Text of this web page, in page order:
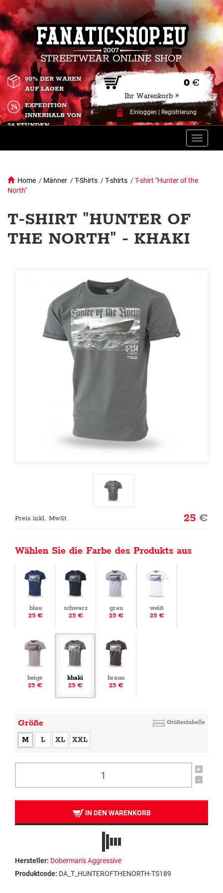
0 €
Ihr Warenkorb »
Einloggen Registrierung
90% DER WAREN
AUF LAGER
EXPEDITION
INNERHALB VON
24 STUNDEN.
Toggle
Home / Männer /T-Shirts /T-shirts /T-shirt "Hunter of the
North"
T-SHIRT "HUNTER OF
THE NORTH" - KHAKI
Preis inkl. MwSt. 25€
Wählen Sie die Farbe des Produkts aus
blau
25 €
schwarz
25 €
grau
25 €
weiß
25 €
beige
25 €
khaki
25 €
braun
25 €
Größe Größentabelle
M L XL XXL
+
-
IN DEN WARENKORB
Hersteller: Doberman's Aggressive
Produktcode: DA_T_HUNTEROFTHENORTH-TS189